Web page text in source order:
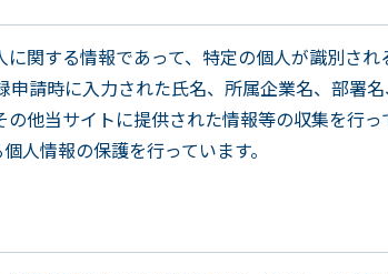
関する情報であって、特定の個人が識別さ
請時に入力された氏名、所属企業名、部署
他当サイトに提供された情報等の収集を行
人情報の保護を行っています。